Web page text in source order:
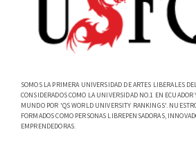
SOMOS LA PRIMERA UNIVERSIDAD DE ARTES LIBERALES
CONSIDERADOS COMO LA UNIVERSIDAD NO.1 EN
MUNDO POR 'QS WORLD UNIVERSITY RANKINGS'.
FORMADOS COMO PERSONAS LIBREPENSADORAS,
EMPRENDEDORAS.